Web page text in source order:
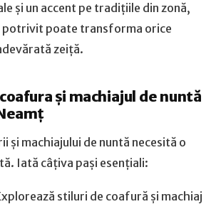
și un accent pe tradițiile din zonă,
potrivit poate transforma orice
zeiță.
și machiajul de nuntă
și machiajului de nuntă necesită o
Iată câțiva pași esențiali:
stiluri de coafură și machiaj